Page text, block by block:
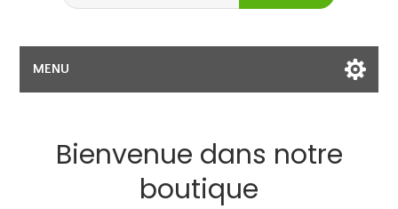
MENU
Bienvenue dans notre
boutique